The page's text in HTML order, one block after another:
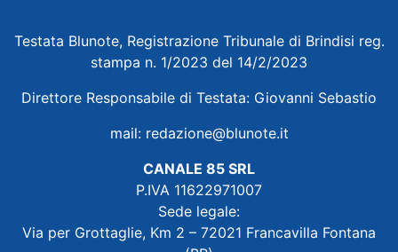
Testata Blunote, Registrazione Tribunale di Brindisi reg.
stampa n. 1/2023 del 14/2/2023
Direttore Responsabile di Testata: Giovanni Sebastio
mail: redazione@blunote.it
CANALE 85 SRL
P.IVA 11622971007
Sede legale:
Via per Grottaglie, Km 2 – 72021 Francavilla Fontana